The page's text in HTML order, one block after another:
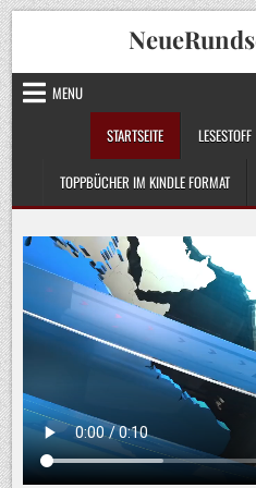
Skip
to
content
MENU
STARTSEITE
LESESTOFF
TOPPBÜCHER IM KINDLE FORMAT